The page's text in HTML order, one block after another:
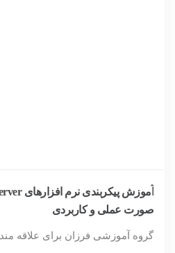
صورت عملی و کاربردی
گروه آموزشی فرزان برای علاقه